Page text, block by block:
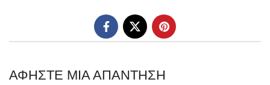
ΑΦΉΣΤΕ ΜΙΑ ΑΠΆΝΤΗΣΗ